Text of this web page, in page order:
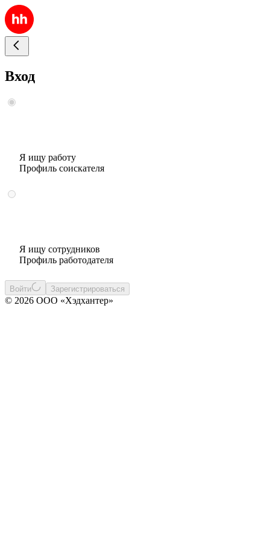
Вход
Я ищу работу
Профиль соискателя
Я ищу сотрудников
Профиль работодателя
Войти Зарегистрироваться
© 2026 ООО «Хэдхантер»